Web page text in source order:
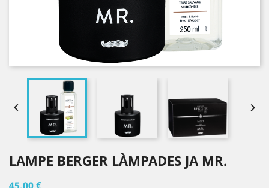
 
LAMPE BERGER LÀMPADES JA MR.